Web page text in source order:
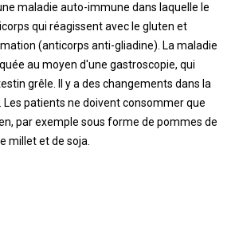
maladie auto-immune dans laquelle le
qui réagissent avec le gluten et
(anticorps anti-gliadine). La maladie
au moyen d'une gastroscopie, qui
grêle. Il y a des changements dans la
patients ne doivent consommer que
par exemple sous forme de pommes de
millet et de soja.